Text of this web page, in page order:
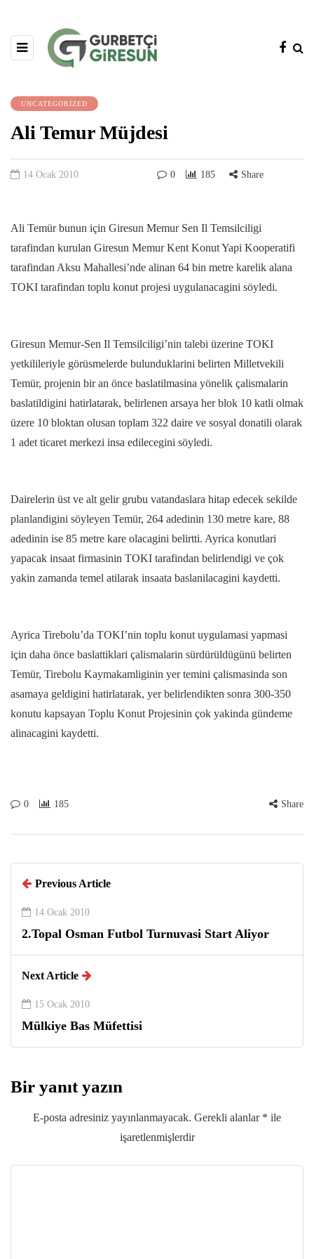
UNCATEGORIZED
Ali Temur Müjdesi
14 Ocak 2010 0 185 Share
Ali Temür bunun için Giresun Memur Sen Il Temsilciligi
tarafindan kurulan Giresun Memur Kent Konut Yapi Kooperatifi
tarafindan Aksu Mahallesi’nde alinan 64 bin metre karelik alana
TOKI tarafindan toplu konut projesi uygulanacagini söyledi.
Giresun Memur-Sen Il Temsilciligi’nin talebi üzerine TOKI
yetkilileriyle görüsmelerde bulunduklarini belirten Milletvekili
Temür, projenin bir an önce baslatilmasina yönelik çalismalarin
baslatildigini hatirlatarak, belirlenen arsaya her blok 10 katli olmak
üzere 10 bloktan olusan toplam 322 daire ve sosyal donatili olarak
1 adet ticaret merkezi insa edilecegini söyledi.
Dairelerin üst ve alt gelir grubu vatandaslara hitap edecek sekilde
planlandigini söyleyen Temür, 264 adedinin 130 metre kare, 88
adedinin ise 85 metre kare olacagini belirtti. Ayrica konutlari
yapacak insaat firmasinin TOKI tarafindan belirlendigi ve çok
yakin zamanda temel atilarak insaata baslanilacagini kaydetti.
Ayrica Tirebolu’da TOKI’nin toplu konut uygulamasi yapmasi
için daha önce baslattiklari çalismalarin sürdürüldügünü belirten
Temür, Tirebolu Kaymakamliginin yer temini çalismasinda son
asamaya geldigini hatirlatarak, yer belirlendikten sonra 300-350
konutu kapsayan Toplu Konut Projesinin çok yakinda gündeme
alinacagini kaydetti.
0 185 Share
Previous Article
14 Ocak 2010
2.Topal Osman Futbol Turnuvasi Start Aliyor
Next Article
15 Ocak 2010
Mülkiye Bas Müfettisi
Bir yanıt yazın
E-posta adresiniz yayınlanmayacak. Gerekli alanlar * ile
işaretlenmişlerdir